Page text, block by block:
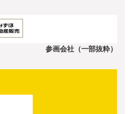
参画会社（一部抜粋）